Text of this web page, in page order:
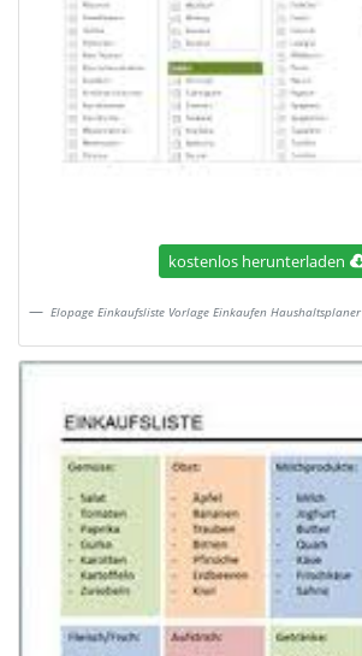
kostenlos herunterladen
Elopage Einkaufsliste Vorlage Einkaufen Haushaltsplaner